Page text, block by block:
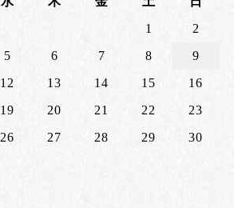
1
2
5 6 7 8
9
12 13 14 15
16
19 20 21 22
23
26 27 28 29
30